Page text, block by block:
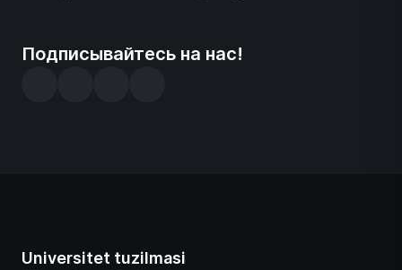
Подписывайтесь на нас!
Universitet tuzilmasi